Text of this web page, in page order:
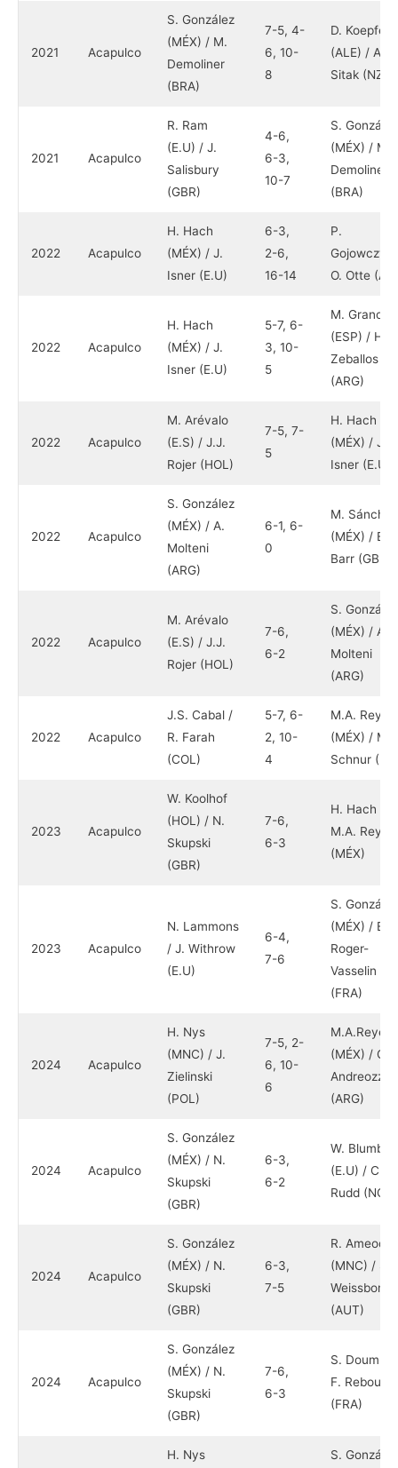
2021 Acapulco
S. González
(MÉX) / M.
Demoliner
(BRA)
7-5, 4-
6, 10-
8
D. Koepfer
(ALE) / A.
Sitak (NZL)
2021 Acapulco
R. Ram
(E.U) / J.
Salisbury
(GBR)
4-6,
6-3,
10-7
S. González
(MÉX) / M.
Demoliner
(BRA)
2022 Acapulco
H. Hach
(MÉX) / J.
Isner (E.U)
6-3,
2-6,
16-14
P.
Gojowczyk
O. Otte
2022 Acapulco
H. Hach
(MÉX) / J.
Isner (E.U)
5-7, 6-
3, 10-
5
M.
(ESP) / H.
Zeballos
(ARG)
2022 Acapulco
M. Arévalo
(E.S) / J.J.
Rojer (HOL)
7-5, 7-
5
H. Hach
(MÉX) / J.
Isner (E.U)
2022 Acapulco
S. González
(MÉX) / A.
Molteni
(ARG)
6-1, 6-
0
M. Sánchez
(MÉX) / E.
Barr (GBR)
2022 Acapulco
M. Arévalo
(E.S) / J.J.
Rojer (HOL)
7-6,
6-2
S. González
(MÉX) / A.
Molteni
(ARG)
2022 Acapulco
J.S. Cabal /
R. Farah
(COL)
5-7, 6-
2, 10-
4
M.A. Reyes
(MÉX) / M.
Schnur
2023 Acapulco
W. Koolhof
(HOL) / N.
Skupski
(GBR)
7-6,
6-3
H. Hach /
M.A. Reyes
(MÉX)
2023 Acapulco
N. Lammons
/ J. Withrow
(E.U)
6-4,
7-6
S. González
(MÉX) / E.
Roger-
Vasselin
(FRA)
2024 Acapulco
H. Nys
(MNC) / J.
Zielinski
(POL)
7-5, 2-
6, 10-
6
M.A.Reyes
(MÉX) / G.
Andreozzi
(ARG)
2024 Acapulco
S. González
(MÉX) / N.
Skupski
(GBR)
6-3,
6-2
W.
(E.U) / C.
Rudd (NOR)
2024 Acapulco
S. González
(MÉX) / N.
Skupski
(GBR)
6-3,
7-5
R. Ameodo
(MNC) / S.
Weissborn
(AUT)
2024 Acapulco
S. González
(MÉX) / N.
Skupski
(GBR)
7-6,
6-3
S.
F. Reboul
(FRA)
H. Nys S. González